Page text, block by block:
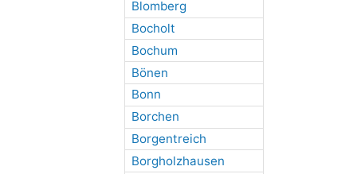
Blomberg
Bocholt
Bochum
Bönen
Bonn
Borchen
Borgentreich
Borgholzhausen